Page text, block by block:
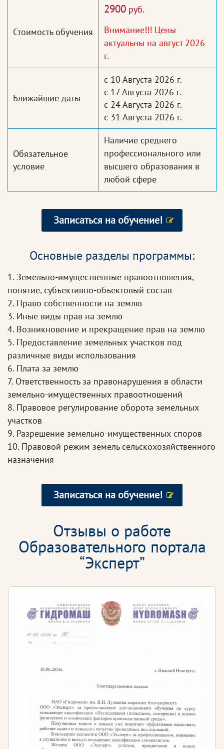
Стоимость обучения
2900 руб.
Внимание!!! Цены
актуальны на август 2026
г.
Ближайшие даты
с 10 Августа 2026 г.
с 17 Августа 2026 г.
с 24 Августа 2026 г.
с 31 Августа 2026 г.
Обязательное
условие
Наличие среднего
профессионального или
высшего образования в
любой сфере
Записаться на обучение!
Основные разделы программы:
1. Земельно-имущественные правоотношения,
понятие, субъективно-объектовый состав
2. Право собственности на землю
3. Иные виды прав на землю
4. Возникновение и прекращение прав на землю
5. Предоставление земельных участков под
различные виды использования
6. Плата за землю
7. Ответственность за правонарушения в области
земельно-имущественных правоотношений
8. Правовое регулирование оборота земельных
участков
9. Разрешение земельно-имущественных споров
10. Правовой режим земель сельскохозяйственного
назначения
Записаться на обучение!
Отзывы о работе
Образовательного портала
“Эксперт”